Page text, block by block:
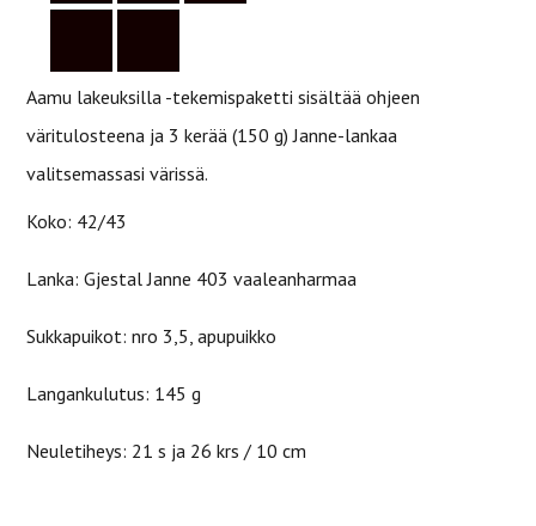
Aamu lakeuksilla -tekemispaketti sisältää ohjeen
väritulosteena ja 3 kerää (150 g) Janne-lankaa
valitsemassasi värissä.
Koko: 42/43
Lanka: Gjestal Janne 403 vaaleanharmaa
Sukkapuikot: nro 3,5, apupuikko
Langankulutus: 145 g
Neuletiheys: 21 s ja 26 krs / 10 cm